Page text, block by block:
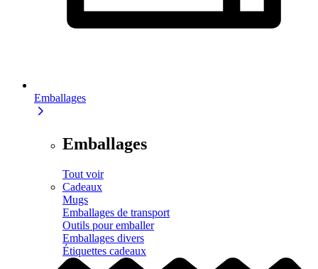
Emballages
Emballages
Tout voir
Cadeaux
Mugs
Emballages de transport
Outils pour emballer
Emballages divers
Étiquettes cadeaux